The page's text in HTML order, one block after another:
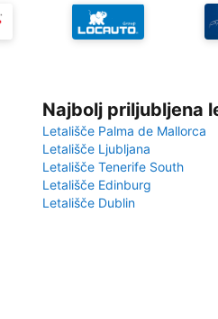
Najbolj priljubljena
Letališče Palma de Mallorca
Letališče Ljubljana
Letališče Tenerife South
Letališče Edinburg
Letališče Dublin